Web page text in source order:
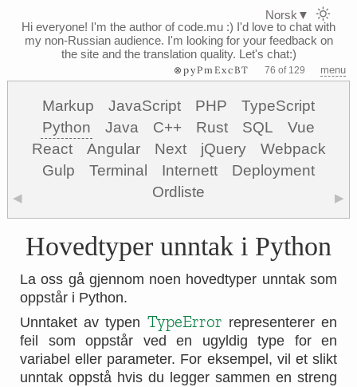
Hi everyone! I'm the author of code.mu :) I'd love to chat with
my non-Russian audience. I'm looking for your feedback on
the site and the translation quality. Let's chat:)
⊗pyPmExcBT 76 of 129 menu
Markup JavaScript PHP
TypeScript
Python
Java C++ Rust SQL
Vue
React
Angular Next jQuery
Webpack
Gulp
Terminal Internett
Deployment
Ordliste
◀ ▶
Hovedtyper unntak i Python
La oss gå gjennom noen hovedtyper unntak som
oppstår i Python.
Unntaket av typen TypeError representerer en
feil som oppstår ved en ugyldig type for en
variabel eller parameter. For eksempel, vil et slikt
unntak oppstå hvis du legger sammen en streng
Norsk ▼